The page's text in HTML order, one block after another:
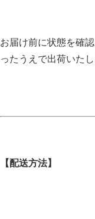
お届け前に状態を確
ったうえで出荷いたし
【配送方法】